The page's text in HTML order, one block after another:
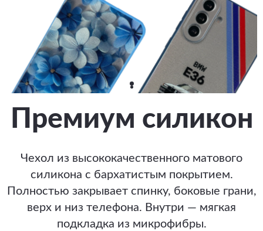
Премиум силикон
Чехол из высококачественного матового
силикона с бархатистым покрытием.
Полностью закрывает спинку, боковые грани,
верх и низ телефона. Внутри — мягкая
подкладка из микрофибры.